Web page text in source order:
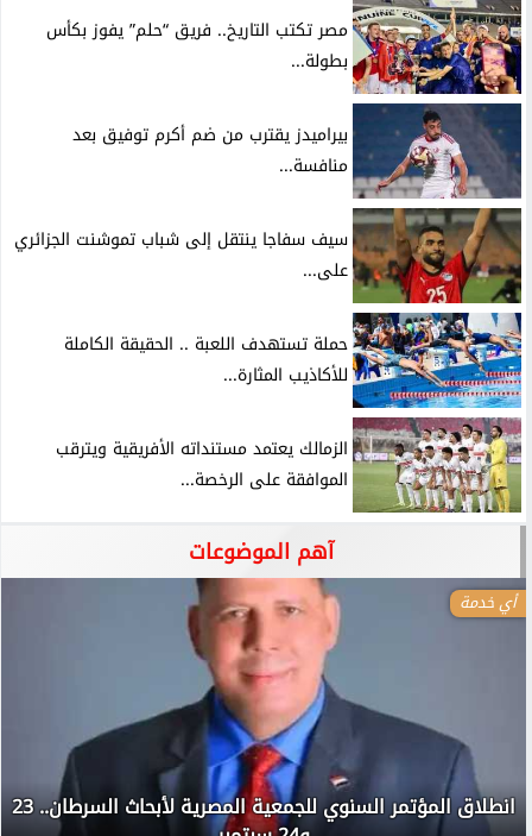
مصر تكتب التاريخ.. فريق “حلم” يفوز بكأس
بطولة...
بيراميدز يقترب من ضم أكرم توفيق بعد
منافسة...
سيف سفاجا ينتقل إلى شباب تموشنت الجزائري
على...
حملة تستهدف اللعبة .. الحقيقة الكاملة
للأكاذيب المثارة...
الزمالك يعتمد مستنداته الأفريقية ويترقب
الموافقة على الرخصة...
آهم الموضوعات
أي خدمة
انطلاق المؤتمر السنوي للجمعية المصرية لأبحاث السرطان.. 23